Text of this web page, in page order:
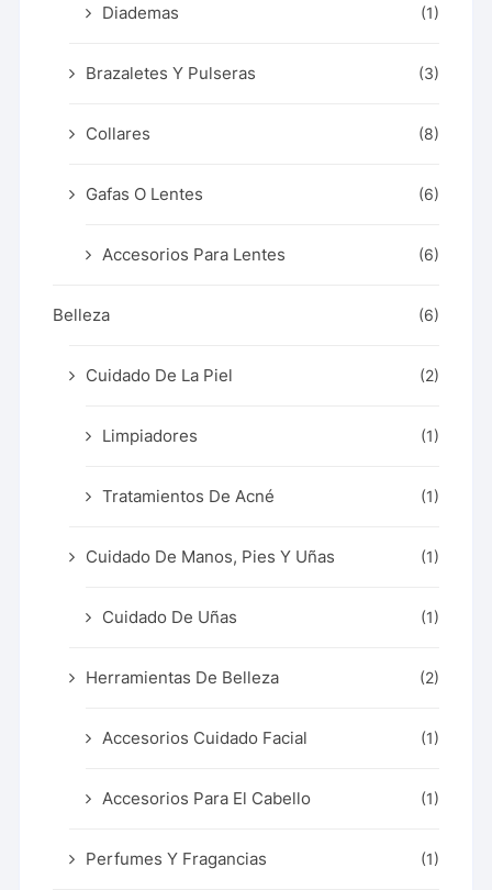
Diademas (1)
Brazaletes Y Pulseras (3)
Collares (8)
Gafas O Lentes (6)
Accesorios Para Lentes (6)
Belleza (6)
Cuidado De La Piel (2)
Limpiadores (1)
Tratamientos De Acné (1)
Cuidado De Manos, Pies Y Uñas (1)
Cuidado De Uñas (1)
Herramientas De Belleza (2)
Accesorios Cuidado Facial (1)
Accesorios Para El Cabello (1)
Perfumes Y Fragancias (1)